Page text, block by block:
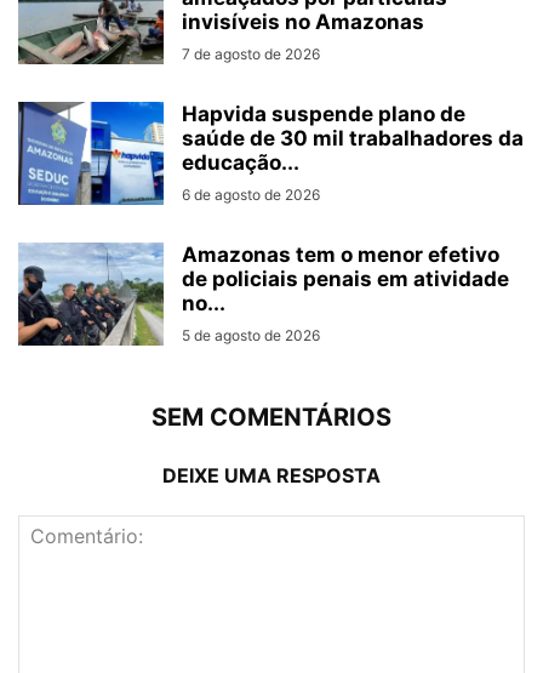
invisíveis no Amazonas
7 de agosto de 2026
Hapvida suspende plano de
saúde de 30 mil trabalhadores da
educação...
6 de agosto de 2026
Amazonas tem o menor efetivo
de policiais penais em atividade
no...
5 de agosto de 2026
SEM COMENTÁRIOS
DEIXE UMA RESPOSTA